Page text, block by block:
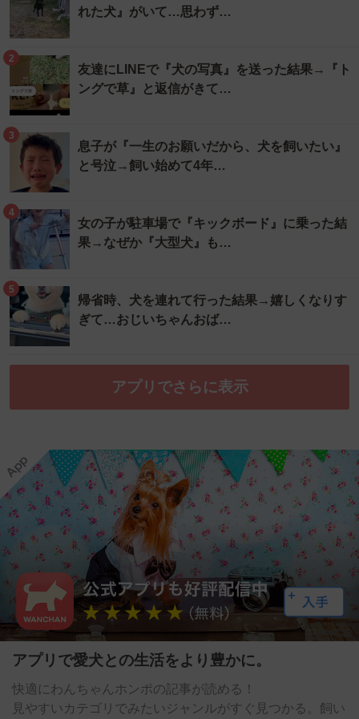
れた犬』がいて…思わず…
2
友達にLINEで『犬の写真』を送った結果→『ト
ングで草』と返信がきて…
3
息子が『一生のお願いだから、犬を飼いたい』
と号泣→飼い始めて4年…
4
女の子が駐車場で『キックボード』に乗った結
果→なぜか『大型犬』も…
5
帰省時、犬を連れて行った結果→嬉しくなりす
ぎて…おじいちゃんおば…
アプリでさらに表示
アプリで愛犬との生活をより豊かに。
快適にわんちゃんホンポの記事が読める！
見やすいカテゴリでみたいジャンルがすぐ見つかる。飼い